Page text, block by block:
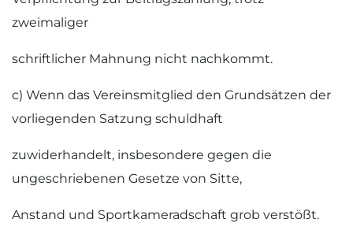
zweimaliger
schriftlicher Mahnung nicht nachkommt.
c) Wenn das Vereinsmitglied den Grundsätzen der
vorliegenden Satzung schuldhaft
zuwiderhandelt, insbesondere gegen die
ungeschriebenen Gesetze von Sitte,
Anstand und Sportkameradschaft grob verstößt.